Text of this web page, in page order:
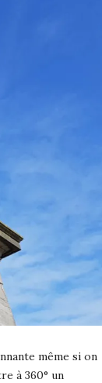
même si on
à 360° un